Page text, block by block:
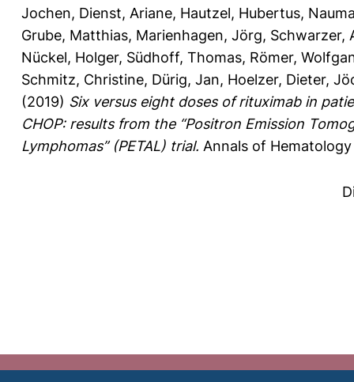
Jochen, Dienst, Ariane, Hautzel, Hubertus,
Grube, Matthias, Marienhagen, Jörg, Schwarzer,
Nückel, Holger, Südhoff, Thomas, Römer,
Schmitz, Christine, Dürig, Jan, Hoelzer, Dieter,
(2019) Six versus eight doses of rituximab in
CHOP: results from the “Positron Emission
Lymphomas” (PETAL) trial. Annals of